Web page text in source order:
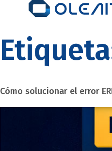
Cómo solucionar el error